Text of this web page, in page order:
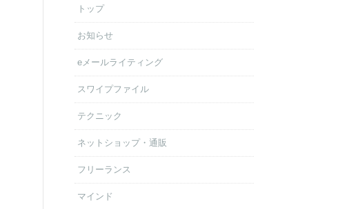
トップ
お知らせ
eメールライティング
スワイプファイル
テクニック
ネットショップ・通販
フリーランス
マインド